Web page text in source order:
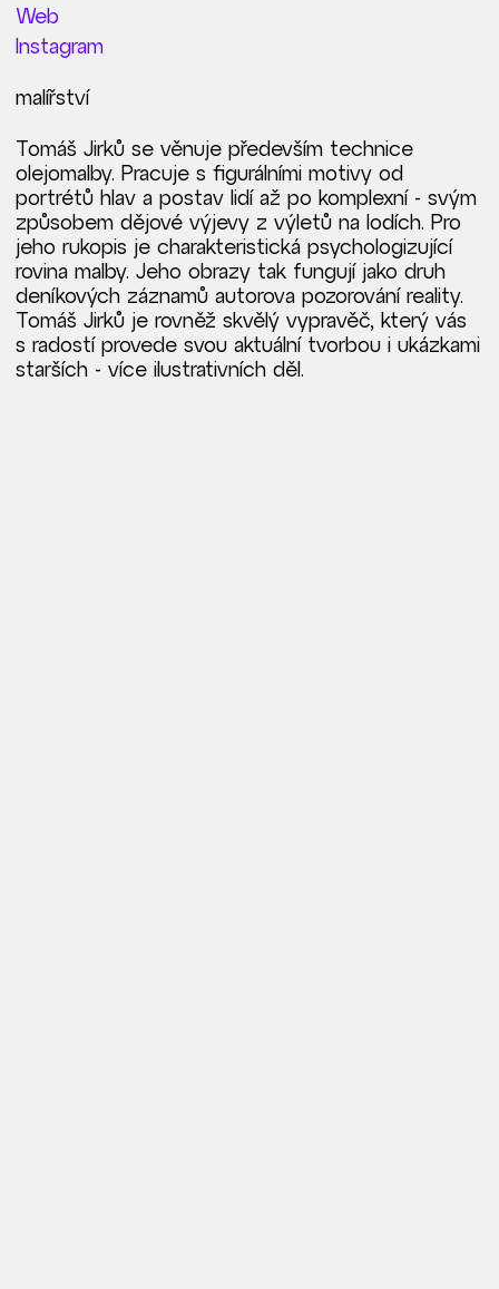
Web
Instagram
malířství
Tomáš Jirků se věnuje především technice
olejomalby. Pracuje s figurálními motivy od
portrétů hlav a postav lidí až po komplexní - svým
způsobem dějové výjevy z výletů na lodích. Pro
jeho rukopis je charakteristická psychologizující
rovina malby. Jeho obrazy tak fungují jako druh
deníkových záznamů autorova pozorování reality.
Tomáš Jirků je rovněž skvělý vypravěč, který vás
s radostí provede svou aktuální tvorbou i ukázkami
starších - více ilustrativních děl.